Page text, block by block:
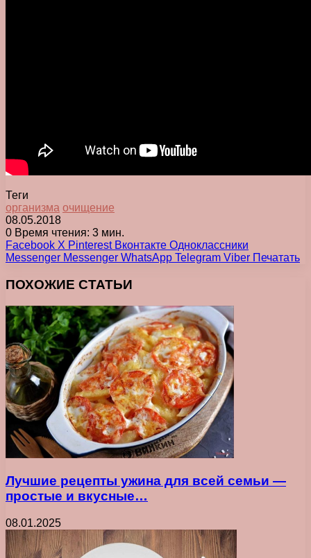
Теги
организма очищение
08.05.2018
0 Время чтения: 3 мин.
Facebook X Pinterest Вконтакте Одноклассники
Messenger Messenger WhatsApp Telegram Viber Печатать
ПОХОЖИЕ СТАТЬИ
Лучшие рецепты ужина для всей семьи —
простые и вкусные…
08.01.2025